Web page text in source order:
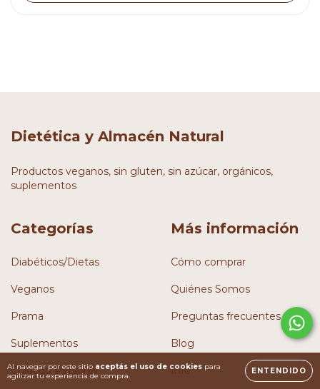
Al navegar por este sitio aceptás el uso de cookies para
agilizar tu experiencia de compra.
ENTENDIDO
Dietética y Almacén Natural
Productos veganos, sin gluten, sin azúcar, orgánicos,
suplementos
Categorías
Diabéticos/Dietas
Veganos
Prama
Suplementos
Cuidado Personal
Más información
Cómo comprar
Quiénes Somos
Preguntas frecuentes
Blog
Info